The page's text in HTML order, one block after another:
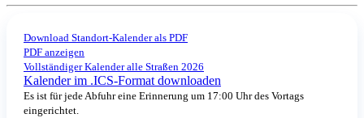
Download Standort-Kalender als PDF
PDF anzeigen
Vollständiger Kalender alle Straßen 2026
Kalender im .ICS-Format downloaden
Es ist für jede Abfuhr eine Erinnerung um 17:00 Uhr des Vortags
eingerichtet.